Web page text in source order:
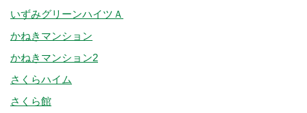
いずみグリーンハイツＡ
かねきマンション
かねきマンション2
さくらハイム
さくら館